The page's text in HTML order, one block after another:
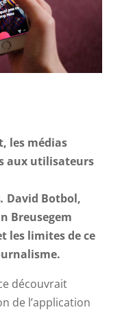
les médias
aux utilisateurs
. David Botbol,
Breusegem
les limites de ce
découvrait
de l’application